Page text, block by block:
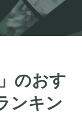
のおす
ンキン